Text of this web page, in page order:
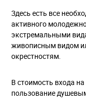
Здесь есть все
активного
экстремальными
живописным видом
окрестностям.
В стоимость входа
пользование